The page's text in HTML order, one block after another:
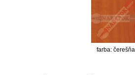
farba: čerešňa